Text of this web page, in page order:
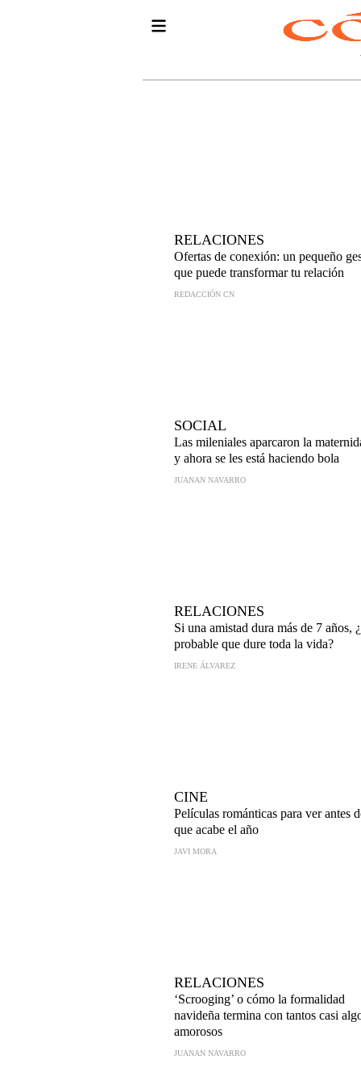
RELACIONES
Ofertas de conexión: un pequeño
que puede transformar tu relación
REDACCIÓN CN
SOCIAL
Las mileniales aparcaron la
y ahora se les está haciendo bola
JUANAN NAVARRO
RELACIONES
Si una amistad dura más de 7 años,
probable que dure toda la vida?
IRENE ÁLVAREZ
CINE
Películas románticas para ver antes
que acabe el año
JAVI MORA
RELACIONES
‘Scrooging’ o cómo la formalidad
navideña termina con tantos casi
amorosos
JUANAN NAVARRO